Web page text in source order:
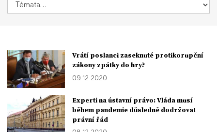
Vrátí poslanci zaseknuté protikorupční
zákony zpátky do hry?
09. 12. 2020
Experti na ústavní právo: Vláda musí
během pandemie důsledně dodržovat
právní řád